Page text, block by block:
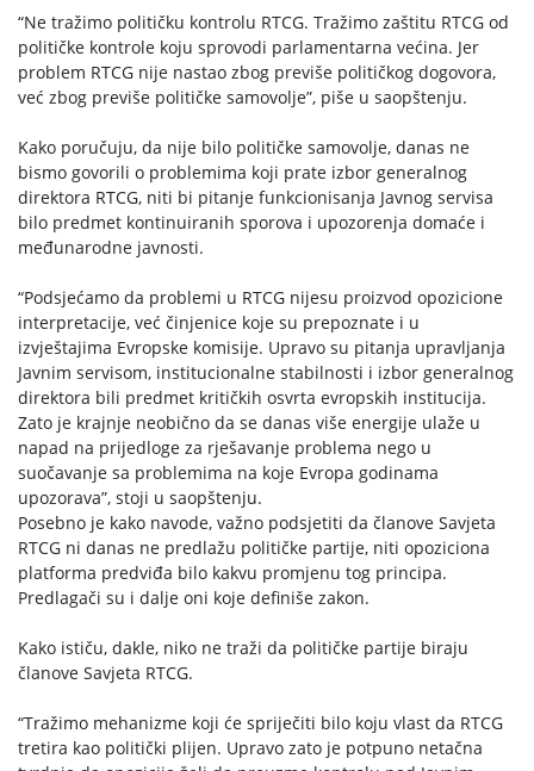
“Ne tražimo političku kontrolu RTCG. Tražimo zaštitu RTCG od
političke kontrole koju sprovodi parlamentarna većina. Jer
problem RTCG nije nastao zbog previše političkog dogovora,
već zbog previše političke samovolje”, piše u saopštenju.
Kako poručuju, da nije bilo političke samovolje, danas ne
bismo govorili o problemima koji prate izbor generalnog
direktora RTCG, niti bi pitanje funkcionisanja Javnog servisa
bilo predmet kontinuiranih sporova i upozorenja domaće i
međunarodne javnosti.
“Podsjećamo da problemi u RTCG nijesu proizvod opozicione
interpretacije, već činjenice koje su prepoznate i u
izvještajima Evropske komisije. Upravo su pitanja upravljanja
Javnim servisom, institucionalne stabilnosti i izbor generalnog
direktora bili predmet kritičkih osvrta evropskih institucija.
Zato je krajnje neobično da se danas više energije ulaže u
napad na prijedloge za rješavanje problema nego u
suočavanje sa problemima na koje Evropa godinama
upozorava”, stoji u saopštenju.
Posebno je kako navode, važno podsjetiti da članove Savjeta
RTCG ni danas ne predlažu političke partije, niti opoziciona
platforma predviđa bilo kakvu promjenu tog principa.
Predlagači su i dalje oni koje definiše zakon.
Kako ističu, dakle, niko ne traži da političke partije biraju
članove Savjeta RTCG.
“Tražimo mehanizme koji će spriječiti bilo koju vlast da RTCG
tretira kao politički plijen. Upravo zato je potpuno netačna